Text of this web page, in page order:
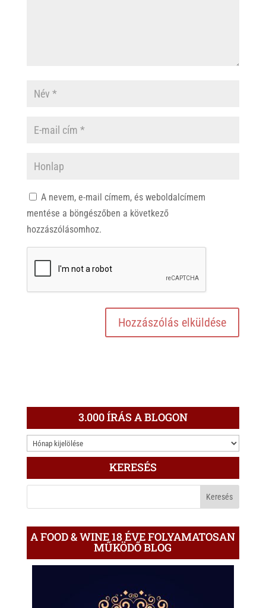
A nevem, e-mail címem, és weboldalcímem
mentése a böngészőben a következő
hozzászólásomhoz.
3.000 ÍRÁS A BLOGON
3.000
ÍRÁS
KERESÉS
A FOOD & WINE 18 ÉVE FOLYAMATOSAN
MŰKÖDŐ BLOG